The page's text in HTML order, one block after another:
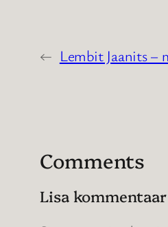
← Lembit Jaanits –
Comments
Lisa kommentaar